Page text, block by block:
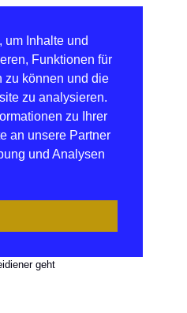
um Inhalte und
Funktionen für
zu können und die
zu analysieren.
zu Ihrer
an unsere Partner
und Analysen
geht